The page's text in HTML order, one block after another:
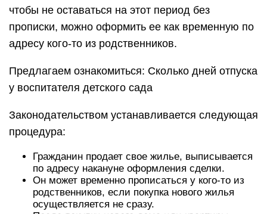
чтобы не оставаться на этот период без
прописки, можно оформить ее как временную по
адресу кого-то из родственников.
Предлагаем ознакомиться: Сколько дней отпуска
у воспитателя детского сада
Законодательством устанавливается следующая
процедура:
Гражданин продает свое жилье, выписывается
по адресу накануне оформления сделки.
Он может временно прописаться у кого-то из
родственников, если покупка нового жилья
осуществляется не сразу.